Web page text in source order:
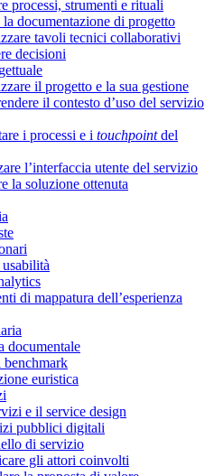
processi, strumenti e rituali
documentazione di progetto
tavoli tecnici collaborativi
decisioni
il progetto e la sua gestione
il contesto d’uso del servizio
i processi e i touchpointdel
l’interfaccia utente del servizio
la soluzione ottenuta
di mappatura dell’esperienza
documentale
euristica
e il service design
pubblici digitali
di servizio
gli attori coinvolti